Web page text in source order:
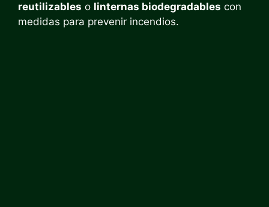
reutilizables o linternas biodegradables con
medidas para prevenir incendios.